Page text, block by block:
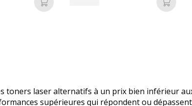
Ajouter au panier
toners laser alternatifs à un prix bien inférieur
supérieures qui répondent ou